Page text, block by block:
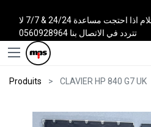
اطلب الان والدفع عند الاستلام اذا احتجت مساعدة 24/24 & 7/7 لا
تتردد في الاتصال بنا 0560928964
Produits CLAVIER HP 840 G7 UK